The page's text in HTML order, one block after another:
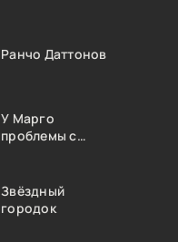
Ранчо Даттонов
У Марго
проблемы с
Звёздный
городок